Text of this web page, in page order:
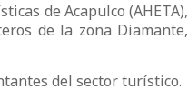
de Acapulco (AHETA),
de la zona Diamante,
del sector turístico.